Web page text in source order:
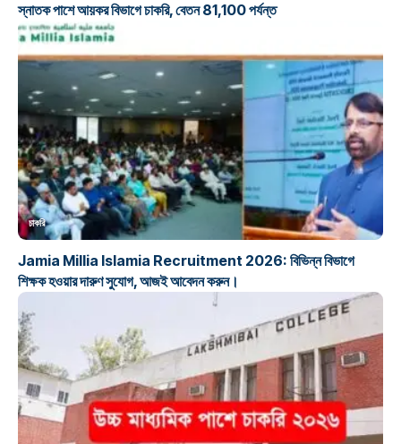
স্নাতক পাশে আয়কর বিভাগে চাকরি, বেতন 81,100 পর্যন্ত
চাকরি
Jamia Millia Islamia Recruitment 2026: বিভিন্ন বিভাগে
শিক্ষক হওয়ার দারুণ সুযোগ, আজই আবেদন করুন।